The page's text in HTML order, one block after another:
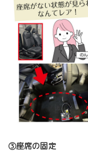
③座席の固定